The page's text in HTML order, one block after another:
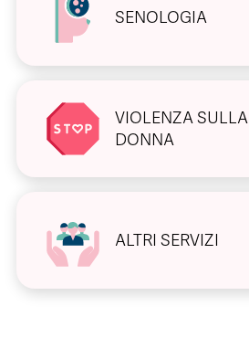
SENOLOGIA
VIOLENZA SULLA
DONNA
ALTRI SERVIZI